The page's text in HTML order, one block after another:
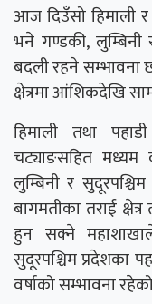
आज दिउँसो हिमाली र
भने गण्डकी, लुम्बिनी
बदली रहने सम्भावना
क्षेत्रमा आंशिकदेखि
हिमाली तथा
चट्याङसहित मध्यम
लुम्बिनी र
बागमतीका तराई
हुन सक्ने
सुदूरपश्चिम प्रदेशका
वर्षाको सम्भावना